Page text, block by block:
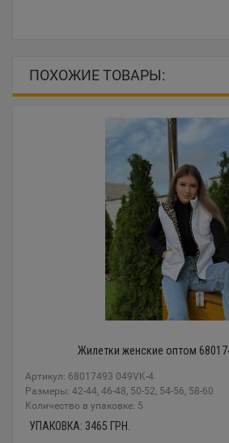
ПОХОЖИЕ ТОВАРЫ:
Жилетки женские оптом
Артикул: 68017493 049VK-4
Размеры: 42-44, 46-48, 50-52, 54-56, 58-60
Количество в упаковке: 5
УПАКОВКА: 3465 ГРН.